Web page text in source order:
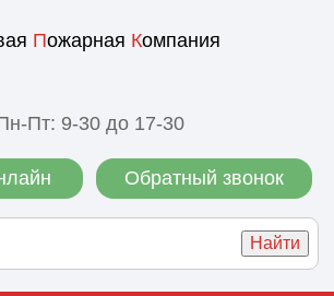
Пожарная Компания
Пт: 9-30 до 17-30
Обратный звонок